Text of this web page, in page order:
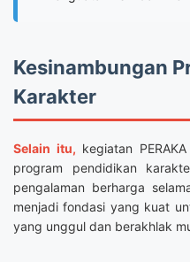
Kesinambungan
Karakter
Selain itu, kegiatan
program pendidikan
pengalaman berharga
menjadi fondasi yang kuat
yang unggul dan berakhlak